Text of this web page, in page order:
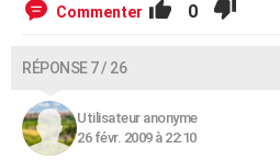
Commenter 0
RÉPONSE 7 / 26
Utilisateur anonyme
26 févr. 2009 à 22:10